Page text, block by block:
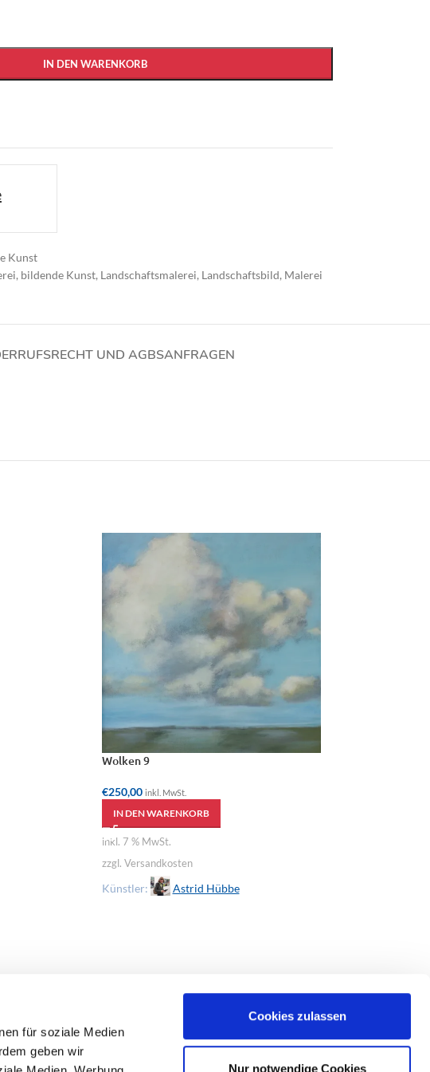
für soziale Medien
geben wir
Cookies zulassen
Nur notwendige Cookies
IN DEN WARENKORB
Kunst
, bildende Kunst, Landschaftsmalerei, Landschaftsbild, Malerei
UND AGBSANFRAGEN
Wolken 9
€250,00 inkl. MwSt.
IN DEN WARENKORB
inkl. 7 % MwSt.
zzgl. Versandkosten
Künstler: Astrid Hübbe